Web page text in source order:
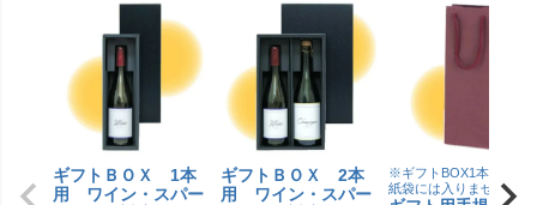
ギフトＢＯＸ 1本
用 ワイン・スパー
ギフトＢＯＸ 2本
用 ワイン・スパー
※ギフトBOX1本用はこ
紙袋には入りません